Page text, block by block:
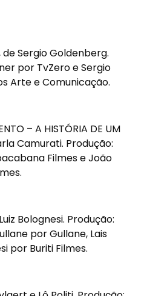
de Sergio Goldenberg.
por TvZero e Sergio
Arte e Comunicação.
– A HISTÓRIA DE UM
Camurati. Produção:
Filmes e João
Bolognesi. Produção:
por Gullane, Lais
por Buriti Filmes.